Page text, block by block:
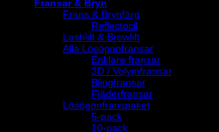
Fransar & Bryn
Frans & Brynfärg
Reflectocil
Lashlift & Browlift
Alla Lösögonfransar
Enklare fransar
3D / Volymfransar
Blingfransar
Fjäderfransar
Lösögonfranspaket
5-pack
10-pack